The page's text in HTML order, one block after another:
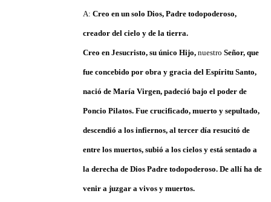
A: Creo en un solo Dios, Padre todopoderoso,
creador del cielo y de la tierra.
Creo en Jesucristo, su único Hijo, nuestro Señor, que
fue concebido por obra y gracia del Espíritu Santo,
nació de María Virgen, padeció bajo el poder de
Poncio Pilatos. Fue crucificado, muerto y sepultado,
descendió a los infiernos, al tercer día resucitó de
entre los muertos, subió a los cielos y está sentado a
la derecha de Dios Padre todopoderoso. De allí ha de
venir a juzgar a vivos y muertos.